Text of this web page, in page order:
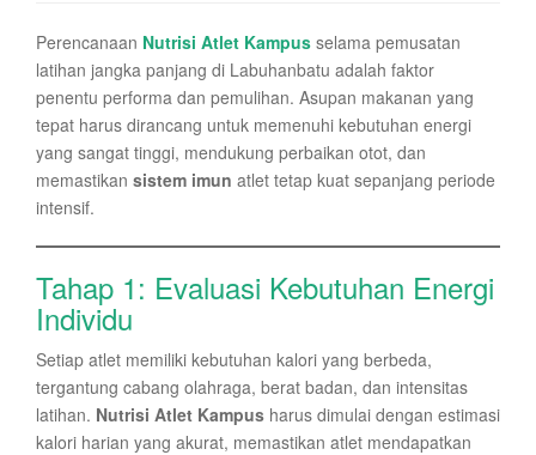
Perencanaan Nutrisi Atlet Kampus selama pemusatan
latihan jangka panjang di Labuhanbatu adalah faktor
penentu performa dan pemulihan. Asupan makanan yang
tepat harus dirancang untuk memenuhi kebutuhan energi
yang sangat tinggi, mendukung perbaikan otot, dan
memastikan sistem imun atlet tetap kuat sepanjang periode
intensif.
Tahap 1: Evaluasi Kebutuhan Energi
Individu
Setiap atlet memiliki kebutuhan kalori yang berbeda,
tergantung cabang olahraga, berat badan, dan intensitas
latihan. Nutrisi Atlet Kampus harus dimulai dengan estimasi
kalori harian yang akurat, memastikan atlet mendapatkan